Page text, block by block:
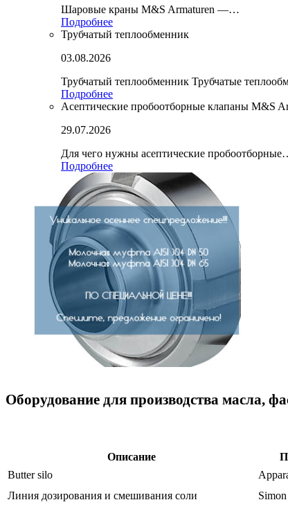
Шаровые краны M&S Armaturen —…
Подробнее
Трубчатый теплообменник
03.08.2026
Трубчатый теплообменник Трубчатые
Подробнее
Асептические пробоотборные клапаны M&S
29.07.2026
Для чего нужны асептические
Подробнее
Оборудование для производства масла,
Описание
Butter silo
Линия дозирования и смешивания соли